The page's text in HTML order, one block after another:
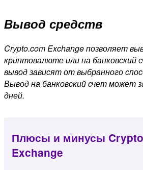
Вывод средств
Crypto.com Exchange позволяет
криптовалюте или на банковский
вывод зависят от выбранного
Вывод на банковский счет может
дней.
Плюсы и минусы
Exchange